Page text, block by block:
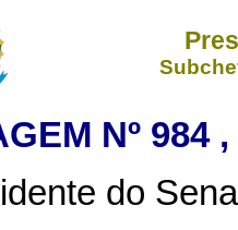
Nº 984
do